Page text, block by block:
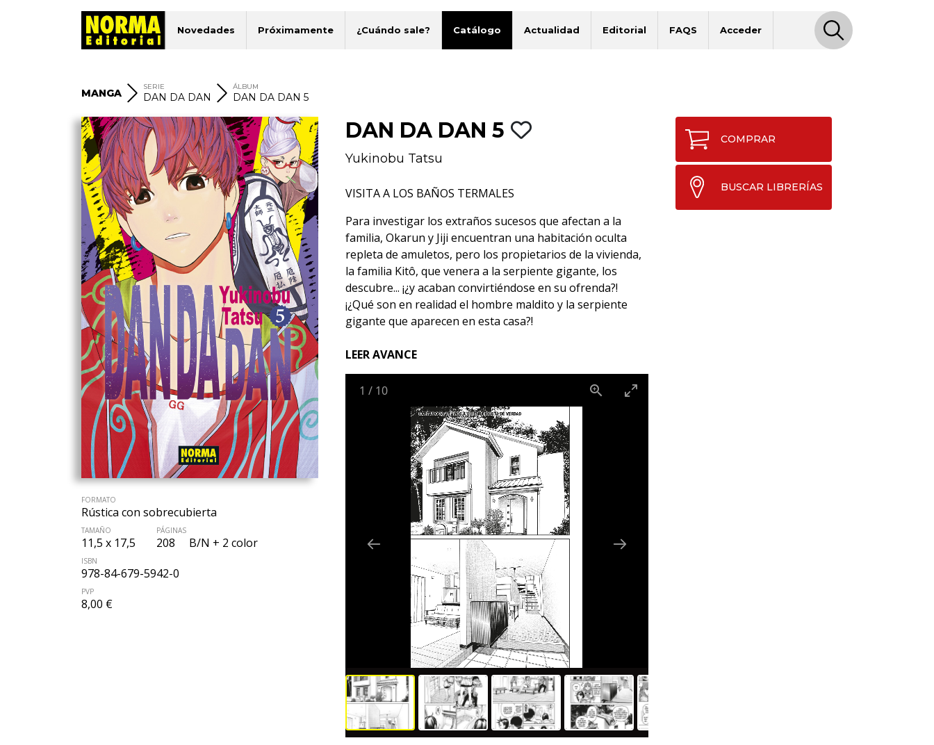
Novedades Próximamente ¿Cuándo sale? Catálogo Actualidad Editorial FAQS Acceder
MANGA
SERIE
DAN DA DAN
ÁLBUM
DAN DA DAN 5
FORMATO
Rústica con sobrecubierta
TAMAÑO
11,5 x 17,5
PÁGINAS
208 B/N + 2 color
ISBN
978-84-679-5942-0
PVP
8,00 €
DAN DA DAN 5
Yukinobu Tatsu
VISITA A LOS BAÑOS TERMALES
Para investigar los extraños sucesos que afectan a la
familia, Okarun y Jiji encuentran una habitación oculta
repleta de amuletos, pero los propietarios de la vivienda,
la familia Kitô, que venera a la serpiente gigante, los
descubre... ¡¿y acaban convirtiéndose en su ofrenda?!
¡¿Qué son en realidad el hombre maldito y la serpiente
gigante que aparecen en esta casa?!
LEER AVANCE
1 / 10
COMPRAR
BUSCAR LIBRERÍAS